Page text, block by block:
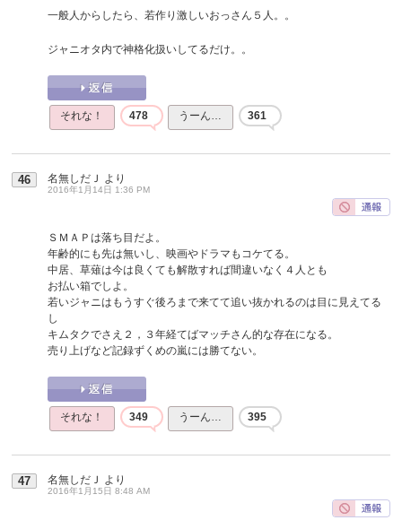
一般人からしたら、若作り激しいおっさん５人。。
ジャニオタ内で神格化扱いしてるだけ。。
それな！ 478 うーん… 361
46 名無しだＪ より
2016年1月14日 1:36 PM
ＳＭＡＰは落ち目だよ。
年齢的にも先は無いし、映画やドラマもコケてる。
中居、草薙は今は良くても解散すれば間違いなく４人とも
お払い箱でしよ。
若いジャニはもうすぐ後ろまで来てて追い抜かれるのは目に見えてる
し
キムタクでさえ２，３年経てばマッチさん的な存在になる。
売り上げなど記録ずくめの嵐には勝てない。
それな！ 349 うーん… 395
47 名無しだＪ より
2016年1月15日 8:48 AM